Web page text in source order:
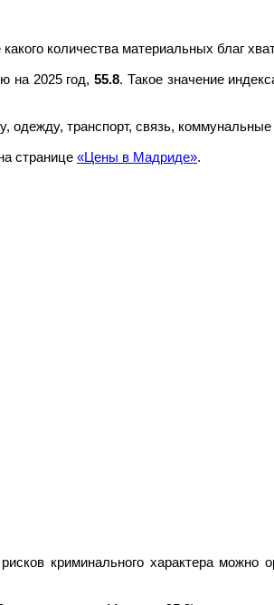
количества материальных благ
на 2025 год,55.8. Такое значение
одежду, транспорт, связь,
странице «Цены в Мадриде».
криминального характера можно